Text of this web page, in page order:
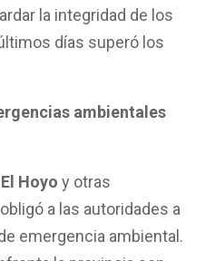
la integridad de los
días superó los
ambientales
El Hoyo y otras
obligó a las autoridades a
emergencia ambiental.